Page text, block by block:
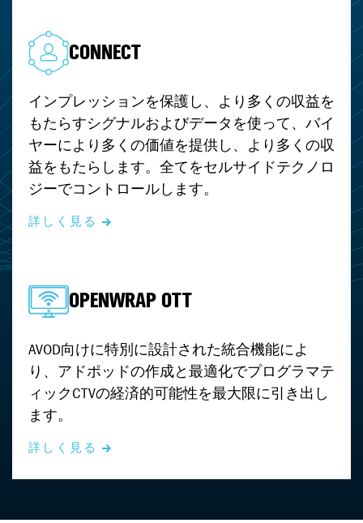
CONNECT
インプレッションを保護し、より多くの収益を
もたらすシグナルおよびデータを使って、バイ
ヤーにより多くの価値を提供し、より多くの収
益をもたらします。全てをセルサイドテクノロ
ジーでコントロールします。
詳しく見る
OPENWRAP OTT
AVOD向けに特別に設計された統合機能によ
り、アドポッドの作成と最適化でプログラマテ
ィックCTVの経済的可能性を最大限に引き出し
ます。
詳しく見る